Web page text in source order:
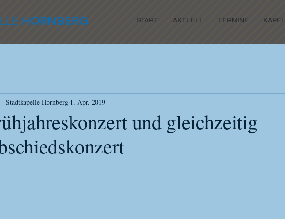
HORNBERG START AKTUELL TERMINE
und gleichzeitig
Stadtkapelle Hornberg 1. Apr. 2019